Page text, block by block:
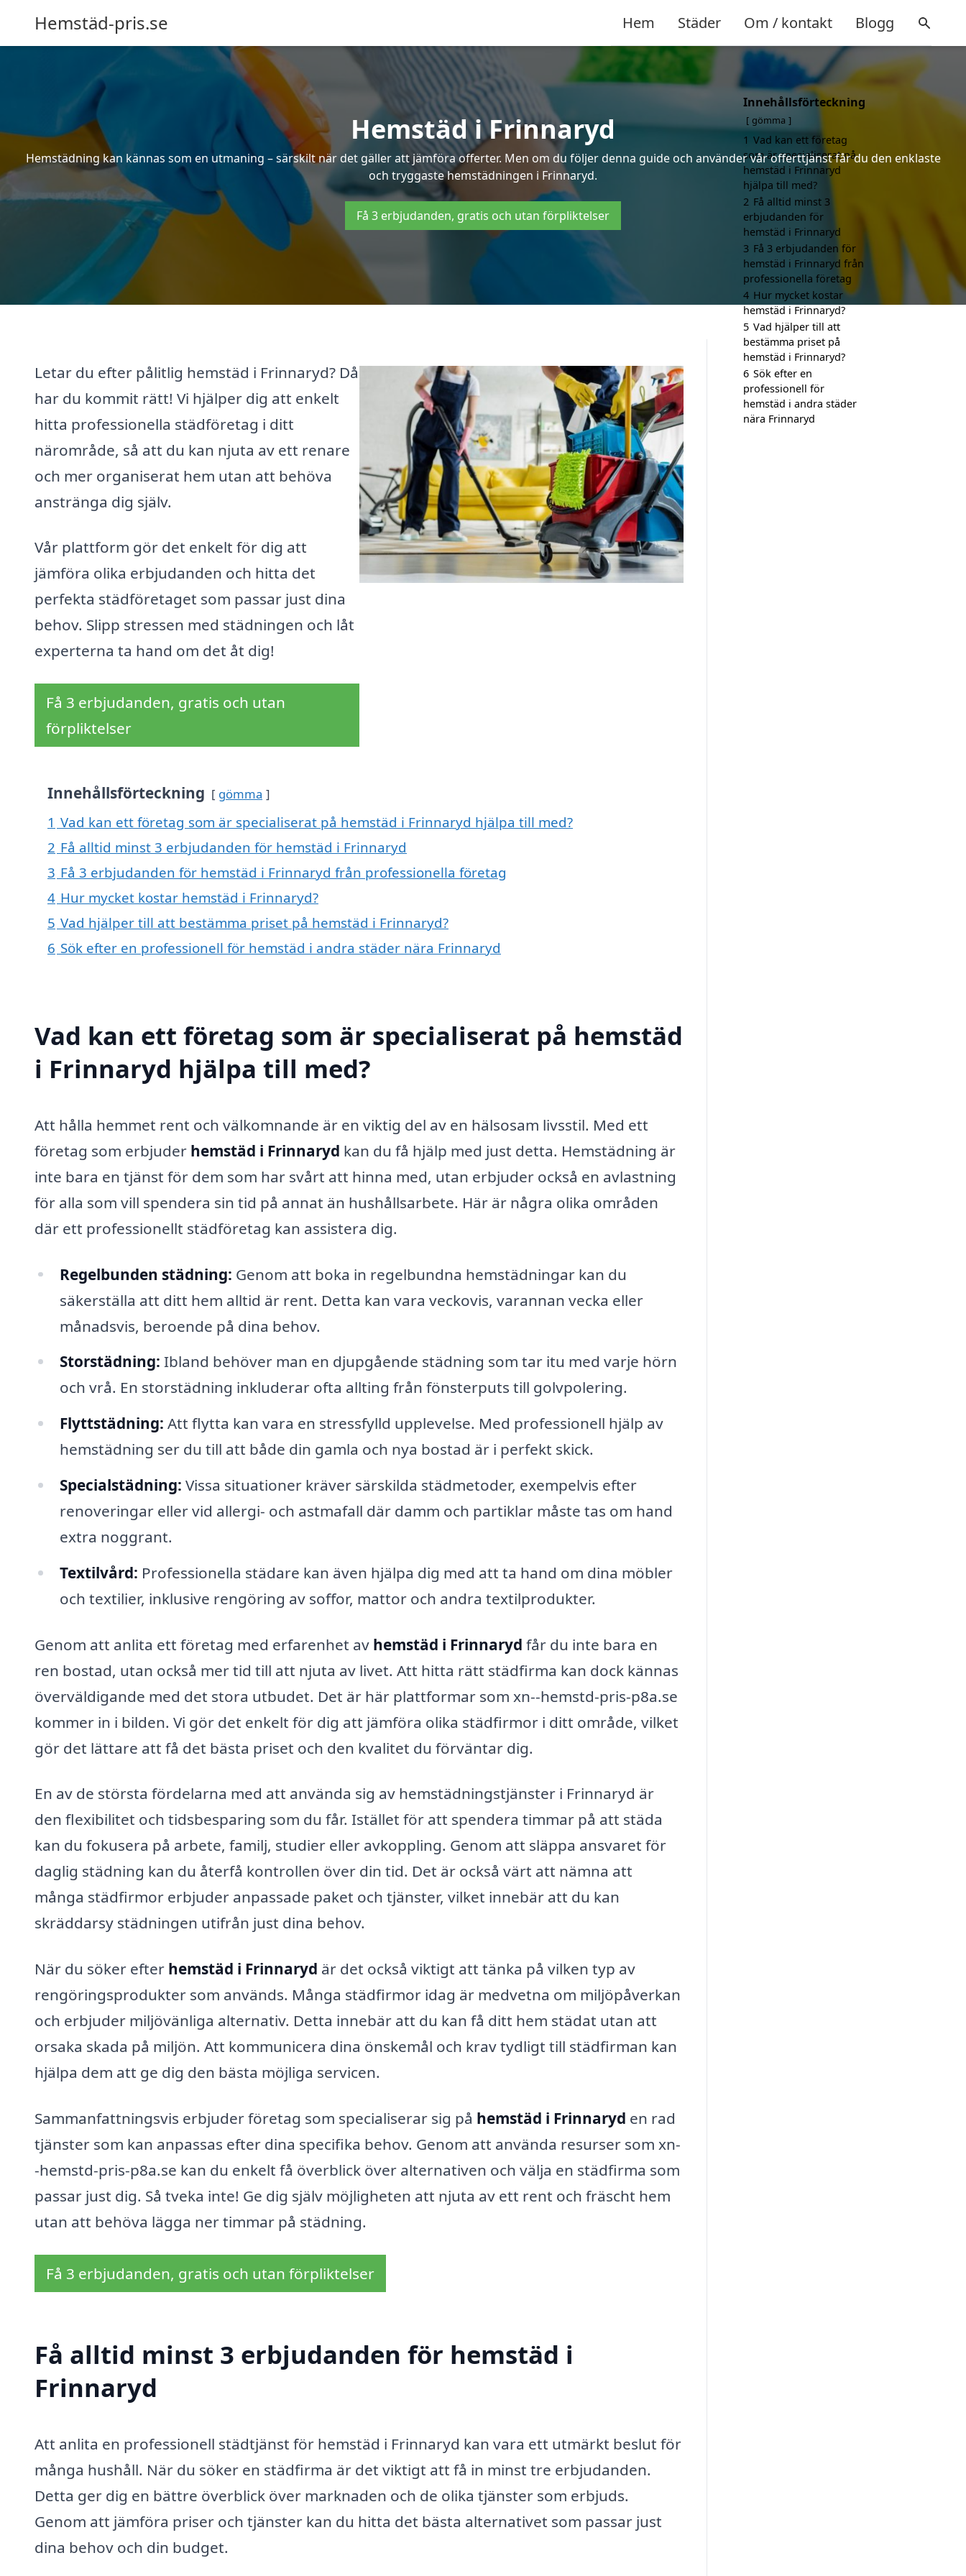
Hemstäd-pris.se Hem Städer Om / kontakt Blogg
Hemstäd i Frinnaryd
Hemstädning kan kännas som en utmaning – särskilt när det gäller att jämföra offerter. Men om du följer denna guide och använder vår offerttjänst får du den enklaste
och tryggaste hemstädningen i Frinnaryd.
Få 3 erbjudanden, gratis och utan förpliktelser
Letar du efter pålitlig hemstäd i Frinnaryd? Då
har du kommit rätt! Vi hjälper dig att enkelt
hitta professionella städföretag i ditt
närområde, så att du kan njuta av ett renare
och mer organiserat hem utan att behöva
anstränga dig själv.
Vår plattform gör det enkelt för dig att
jämföra olika erbjudanden och hitta det
perfekta städföretaget som passar just dina
behov. Slipp stressen med städningen och låt
experterna ta hand om det åt dig!
Få 3 erbjudanden, gratis och utan
förpliktelser
Innehållsförteckning gömma
1 Vad kan ett företag som är specialiserat på hemstäd i Frinnaryd hjälpa till med?
2 Få alltid minst 3 erbjudanden för hemstäd i Frinnaryd
3 Få 3 erbjudanden för hemstäd i Frinnaryd från professionella företag
4 Hur mycket kostar hemstäd i Frinnaryd?
5 Vad hjälper till att bestämma priset på hemstäd i Frinnaryd?
6 Sök efter en professionell för hemstäd i andra städer nära Frinnaryd
Vad kan ett företag som är specialiserat på hemstäd
i Frinnaryd hjälpa till med?
Att hålla hemmet rent och välkomnande är en viktig del av en hälsosam livsstil. Med ett
företag som erbjuder hemstäd i Frinnaryd kan du få hjälp med just detta. Hemstädning är
inte bara en tjänst för dem som har svårt att hinna med, utan erbjuder också en avlastning
för alla som vill spendera sin tid på annat än hushållsarbete. Här är några olika områden
där ett professionellt städföretag kan assistera dig.
Regelbunden städning: Genom att boka in regelbundna hemstädningar kan du
säkerställa att ditt hem alltid är rent. Detta kan vara veckovis, varannan vecka eller
månadsvis, beroende på dina behov.
Storstädning: Ibland behöver man en djupgående städning som tar itu med varje hörn
och vrå. En storstädning inkluderar ofta allting från fönsterputs till golvpolering.
Flyttstädning: Att flytta kan vara en stressfylld upplevelse. Med professionell hjälp av
hemstädning ser du till att både din gamla och nya bostad är i perfekt skick.
Specialstädning: Vissa situationer kräver särskilda städmetoder, exempelvis efter
renoveringar eller vid allergi- och astmafall där damm och partiklar måste tas om hand
extra noggrant.
Textilvård: Professionella städare kan även hjälpa dig med att ta hand om dina möbler
och textilier, inklusive rengöring av soffor, mattor och andra textilprodukter.
Genom att anlita ett företag med erfarenhet av hemstäd i Frinnaryd får du inte bara en
ren bostad, utan också mer tid till att njuta av livet. Att hitta rätt städfirma kan dock kännas
överväldigande med det stora utbudet. Det är här plattformar som xn--hemstd-pris-p8a.se
kommer in i bilden. Vi gör det enkelt för dig att jämföra olika städfirmor i ditt område, vilket
gör det lättare att få det bästa priset och den kvalitet du förväntar dig.
En av de största fördelarna med att använda sig av hemstädningstjänster i Frinnaryd är
den flexibilitet och tidsbesparing som du får. Istället för att spendera timmar på att städa
kan du fokusera på arbete, familj, studier eller avkoppling. Genom att släppa ansvaret för
daglig städning kan du återfå kontrollen över din tid. Det är också värt att nämna att
många städfirmor erbjuder anpassade paket och tjänster, vilket innebär att du kan
skräddarsy städningen utifrån just dina behov.
När du söker efter hemstäd i Frinnaryd är det också viktigt att tänka på vilken typ av
rengöringsprodukter som används. Många städfirmor idag är medvetna om miljöpåverkan
och erbjuder miljövänliga alternativ. Detta innebär att du kan få ditt hem städat utan att
orsaka skada på miljön. Att kommunicera dina önskemål och krav tydligt till städfirman kan
hjälpa dem att ge dig den bästa möjliga servicen.
Sammanfattningsvis erbjuder företag som specialiserar sig på hemstäd i Frinnaryd en rad
tjänster som kan anpassas efter dina specifika behov. Genom att använda resurser som xn-
-hemstd-pris-p8a.se kan du enkelt få överblick över alternativen och välja en städfirma som
passar just dig. Så tveka inte! Ge dig själv möjligheten att njuta av ett rent och fräscht hem
utan att behöva lägga ner timmar på städning.
Få 3 erbjudanden, gratis och utan förpliktelser
Få alltid minst 3 erbjudanden för hemstäd i
Frinnaryd
Att anlita en professionell städtjänst för hemstäd i Frinnaryd kan vara ett utmärkt beslut för
många hushåll. När du söker en städfirma är det viktigt att få in minst tre erbjudanden.
Detta ger dig en bättre överblick över marknaden och de olika tjänster som erbjuds.
Genom att jämföra priser och tjänster kan du hitta det bästa alternativet som passar just
dina behov och din budget.
Innehållsförteckning
gömma
1 Vad kan ett företag
som är specialiserat på
hemstäd i Frinnaryd
hjälpa till med?
2 Få alltid minst 3
erbjudanden för
hemstäd i Frinnaryd
3 Få 3 erbjudanden för
hemstäd i Frinnaryd från
professionella företag
4 Hur mycket kostar
hemstäd i Frinnaryd?
5 Vad hjälper till att
bestämma priset på
hemstäd i Frinnaryd?
6 Sök efter en
professionell för
hemstäd i andra städer
nära Frinnaryd